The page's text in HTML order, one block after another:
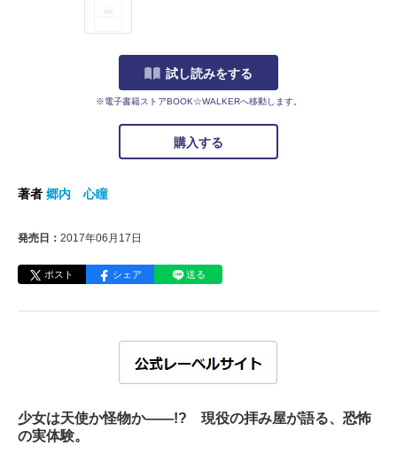
試し読みをする
※電子書籍ストアBOOK☆WALKERへ移動します。
購入する
著者 郷内 心瞳
発売日： 2017年06月17日
ポスト シェア 送る
少女は天使か怪物か――!? 現役の拝み屋が語る、恐怖
の実体験。